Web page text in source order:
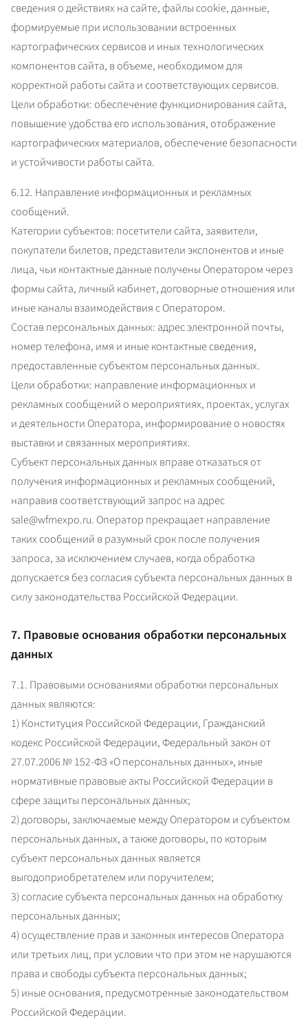
сведения о действиях на сайте, файлы cookie, данные,
формируемые при использовании встроенных
картографических сервисов и иных технологических
компонентов сайта, в объеме, необходимом для
корректной работы сайта и соответствующих сервисов.
Цели обработки: обеспечение функционирования сайта,
повышение удобства его использования, отображение
картографических материалов, обеспечение безопасности
и устойчивости работы сайта.
6.12. Направление информационных и рекламных
сообщений.
Категории субъектов: посетители сайта, заявители,
покупатели билетов, представители экспонентов и иные
лица, чьи контактные данные получены Оператором через
формы сайта, личный кабинет, договорные отношения или
иные каналы взаимодействия с Оператором.
Состав персональных данных: адрес электронной почты,
номер телефона, имя и иные контактные сведения,
предоставленные субъектом персональных данных.
Цели обработки: направление информационных и
рекламных сообщений о мероприятиях, проектах, услугах
и деятельности Оператора, информирование о новостях
выставки и связанных мероприятиях.
Субъект персональных данных вправе отказаться от
получения информационных и рекламных сообщений,
направив соответствующий запрос на адрес
sale@wfmexpo.ru. Оператор прекращает направление
таких сообщений в разумный срок после получения
запроса, за исключением случаев, когда обработка
допускается без согласия субъекта персональных данных в
силу законодательства Российской Федерации.
7. Правовые основания обработки персональных
данных
7.1. Правовыми основаниями обработки персональных
данных являются:
1) Конституция Российской Федерации, Гражданский
кодекс Российской Федерации, Федеральный закон от
27.07.2006 № 152-ФЗ «О персональных данных», иные
нормативные правовые акты Российской Федерации в
сфере защиты персональных данных;
2) договоры, заключаемые между Оператором и субъектом
персональных данных, а также договоры, по которым
субъект персональных данных является
выгодоприобретателем или поручителем;
3) согласие субъекта персональных данных на обработку
персональных данных;
4) осуществление прав и законных интересов Оператора
или третьих лиц, при условии что при этом не нарушаются
права и свободы субъекта персональных данных;
5) иные основания, предусмотренные законодательством
Российской Федерации.